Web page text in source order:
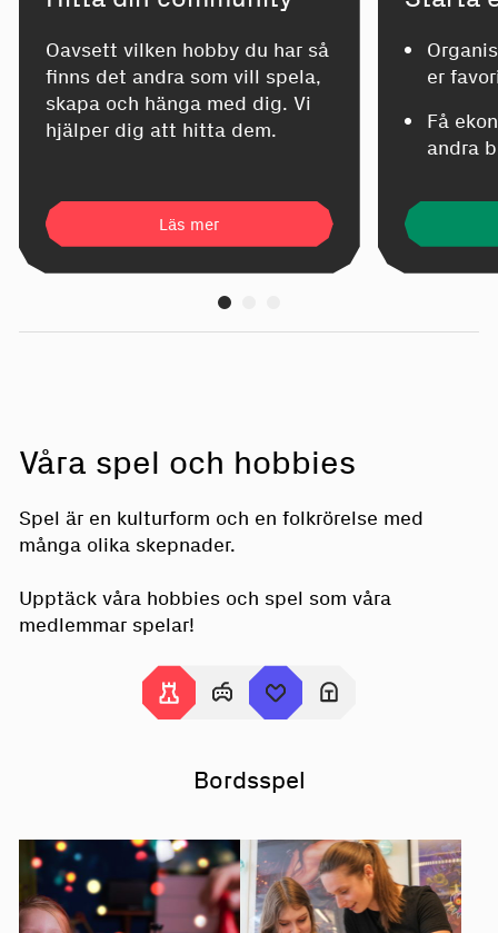
Oavsett vilken hobby du har så
finns det andra som vill spela,
skapa och hänga med dig. Vi
hjälper dig att hitta dem.
Läs mer
er
Få
andra
Våra spel och hobbies
Spel är en kulturform och en folkrörelse med
många olika skepnader.
Upptäck våra hobbies och spel som våra
medlemmar spelar!
Bordsspel